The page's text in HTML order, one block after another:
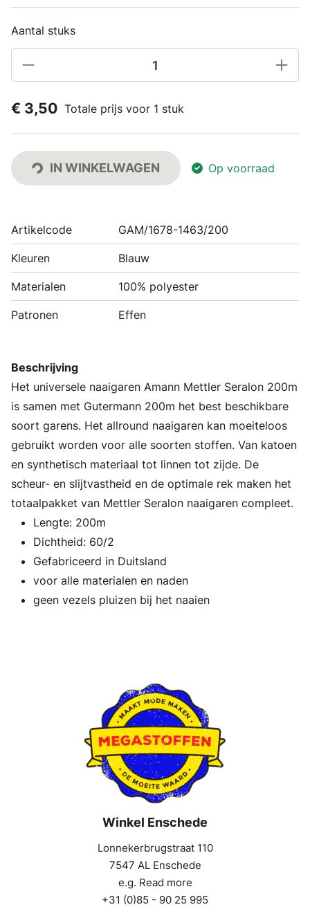
Aantal stuks
€ 3,50 Totale prijs voor 1 stuk
IN WINKELWAGEN Op voorraad
Artikelcode GAM/1678-1463/200
Kleuren Blauw
Materialen 100% polyester
Patronen Effen
Beschrijving
Het universele naaigaren Amann Mettler Seralon 200m
is samen met Gutermann 200m het best beschikbare
soort garens. Het allround naaigaren kan moeiteloos
gebruikt worden voor alle soorten stoffen. Van katoen
en synthetisch materiaal tot linnen tot zijde. De
scheur- en slijtvastheid en de optimale rek maken het
totaalpakket van Mettler Seralon naaigaren compleet.
Lengte: 200m
Dichtheid: 60/2
Gefabriceerd in Duitsland
voor alle materialen en naden
geen vezels pluizen bij het naaien
Winkel Enschede
Lonnekerbrugstraat 110
7547 AL Enschede
e.g. Read more
+31 (0)85 - 90 25 995